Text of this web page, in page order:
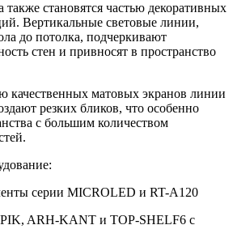
также становятся частью декоративных
Вертикальные световые линии,
до потолка, подчеркивают
стен и привносят в пространство
качественных матовых экранов линии
резких бликов, что особенно
с большим количеством
серии MICROLED и RT-А120
ARH-KANT и TOP-SHELF6 с